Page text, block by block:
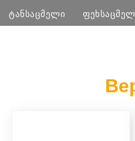
ერგონომიული
მატრასი, თეთრეული
ტანსაცმელი